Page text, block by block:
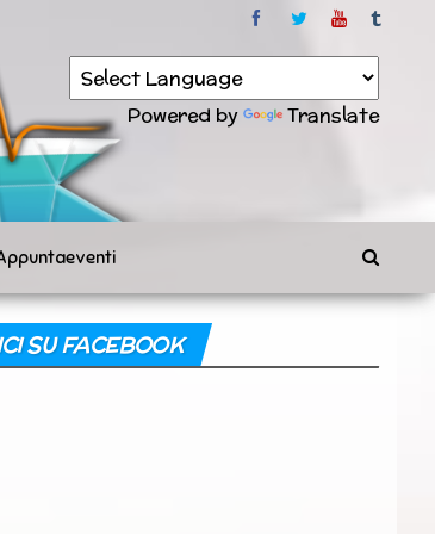
Powered by Translate
SU FACEBOOK